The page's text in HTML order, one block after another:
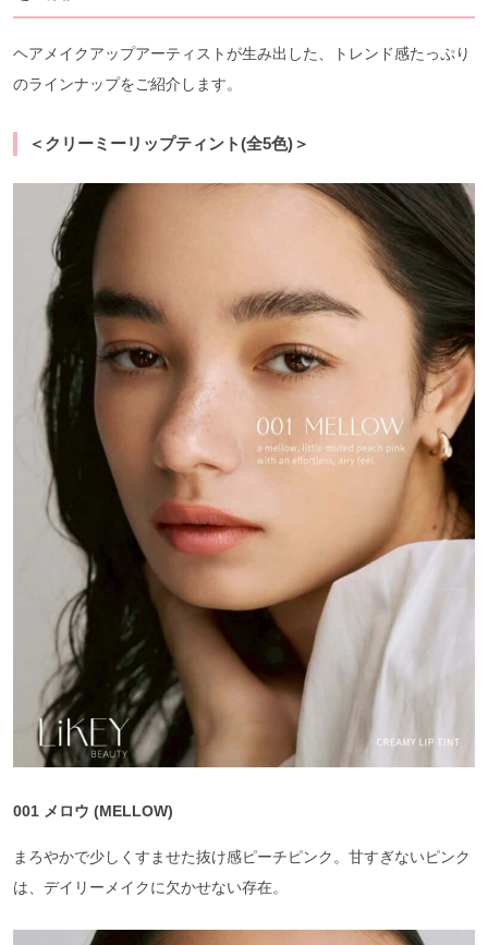
ヘアメイクアップアーティストが生み出した、トレンド感たっぷり
のラインナップをご紹介します。
＜クリーミーリップティント(全5色)＞
001 メロウ (MELLOW)
まろやかで少しくすませた抜け感ピーチピンク。甘すぎないピンク
は、デイリーメイクに欠かせない存在。